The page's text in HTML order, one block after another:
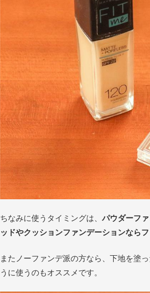
ちなみに使うタイミングは、 パウダーフ
ッドやクッションファンデーションなら
またノーファンデ派の方なら、下地を塗
うに使うのもオススメです。